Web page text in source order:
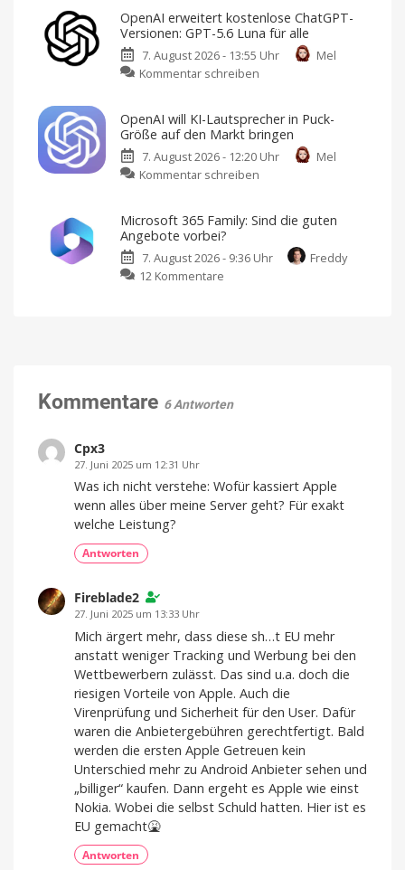
auf
Datenschutz
Keine
keine
wird
zum
Alleskönner:
neues
KI-
Feature
und
mehr
OpenAI erweitert kostenlose ChatGPT-
Versionen: GPT-5.6 Luna für alle
7. August 2026 - 13:55 Uhr
Mel
Kommentar schreiben
kostenlose
ChatGPT-
Versionen:
für
Ab
OpenAI will KI-Lautsprecher in Puck-
Größe auf den Markt bringen
7. August 2026 - 12:20 Uhr
Mel
Kommentar schreiben
KI-
in
Microsoft 365 Family: Sind die guten
Angebote vorbei?
7. August 2026 - 9:36 Uhr
Freddy
12 Kommentare
vorbei?
Kommentare 6 Antworten
Cpx3
27. Juni 2025 um 12:31 Uhr
Was ich nicht verstehe: Wofür kassiert Apple
wenn alles über meine Server geht? Für exakt
welche Leistung?
Antworten
Fireblade2
27. Juni 2025 um 13:33 Uhr
Mich ärgert mehr, dass diese sh…t EU mehr
anstatt weniger Tracking und Werbung bei den
Wettbewerbern zulässt. Das sind u.a. doch die
riesigen Vorteile von Apple. Auch die
Virenprüfung und Sicherheit für den User. Dafür
waren die Anbietergebühren gerechtfertigt. Bald
werden die ersten Apple Getreuen kein
Unterschied mehr zu Android Anbieter sehen und
„billiger“ kaufen. Dann ergeht es Apple wie einst
Nokia. Wobei die selbst Schuld hatten. Hier ist es
EU gemacht🤮
Antworten